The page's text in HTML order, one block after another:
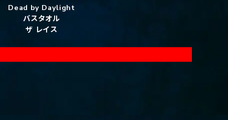
Dead by Daylight
バスタオル
ザ レイス